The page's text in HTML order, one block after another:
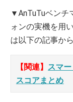
▼AnTuTuベンチ
ォンの実機を用
は以下の記事か
【関連】 スマ
スコアまとめ